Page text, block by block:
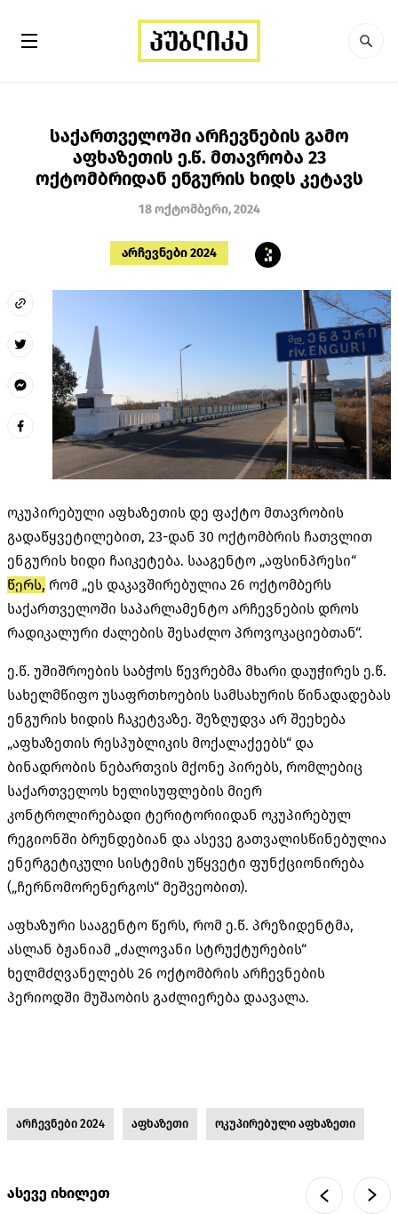
საქართველოში არჩევნების გამო
აფხაზეთის ე.წ. მთავრობა 23
ოქტომბრიდან ენგურის ხიდს კეტავს
18 ოქტომბერი, 2024
არჩევნები 2024
ოკუპირებული აფხაზეთის დე ფაქტო მთავრობის
გადაწყვეტილებით, 23-დან 30 ოქტომბრის ჩათვლით
ენგურის ხიდი ჩაიკეტება. სააგენტო „აფსინპრესი“
წერს, რომ „ეს დაკავშირებულია 26 ოქტომბერს
საქართველოში საპარლამენტო არჩევნების დროს
რადიკალური ძალების შესაძლო პროვოკაციებთან“.
ე.წ. უშიშროების საბჭოს წევრებმა მხარი დაუჭირეს ე.წ.
სახელმწიფო უსაფრთხოების სამსახურის წინადადებას
ენგურის ხიდის ჩაკეტვაზე. შეზღუდვა არ შეეხება
„აფხაზეთის რესპუბლიკის მოქალაქეებს“ და
ბინადრობის ნებართვის მქონე პირებს, რომლებიც
საქართველოს ხელისუფლების მიერ
კონტროლირებადი ტერიტორიიდან ოკუპირებულ
რეგიონში ბრუნდებიან და ასევე გათვალისწინებულია
ენერგეტიკული სისტემის უწყვეტი ფუნქციონირება
(„ჩერნომორენერგოს“ მეშვეობით).
აფხაზური სააგენტო წერს, რომ ე.წ. პრეზიდენტმა,
ასლან ბჟანიამ „ძალოვანი სტრუქტურების“
ხელმძღვანელებს 26 ოქტომბრის არჩევნების
პერიოდში მუშაობის გაძლიერება დაავალა.
არჩევნები 2024 აფხაზეთი ოკუპირებული აფხაზეთი
ასევე იხილეთ